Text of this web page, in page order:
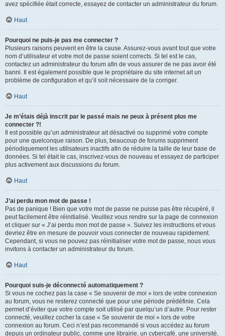
avez spécifiée était correcte, essayez de contacter un administrateur du forum.
Haut
Pourquoi ne puis-je pas me connecter ?
Plusieurs raisons peuvent en être la cause. Assurez-vous avant tout que votre
nom d’utilisateur et votre mot de passe soient corrects. Si tel est le cas,
contactez un administrateur du forum afin de vous assurer de ne pas avoir été
banni. Il est également possible que le propriétaire du site internet ait un
problème de configuration et qu’il soit nécessaire de la corriger.
Haut
Je m’étais déjà inscrit par le passé mais ne peux à présent plus me
connecter ?!
Il est possible qu’un administrateur ait désactivé ou supprimé votre compte
pour une quelconque raison. De plus, beaucoup de forums suppriment
périodiquement les utilisateurs inactifs afin de réduire la taille de leur base de
données. Si tel était le cas, inscrivez-vous de nouveau et essayez de participer
plus activement aux discussions du forum.
Haut
J’ai perdu mon mot de passe !
Pas de panique ! Bien que votre mot de passe ne puisse pas être récupéré, il
peut facilement être réinitialisé. Veuillez vous rendre sur la page de connexion
et cliquer sur « J’ai perdu mon mot de passe ». Suivez les instructions et vous
devriez être en mesure de pouvoir vous connecter de nouveau rapidement.
Cependant, si vous ne pouvez pas réinitialiser votre mot de passe, nous vous
invitons à contacter un administrateur du forum.
Haut
Pourquoi suis-je déconnecté automatiquement ?
Si vous ne cochez pas la case « Se souvenir de moi » lors de votre connexion
au forum, vous ne resterez connecté que pour une période prédéfinie. Cela
permet d’éviter que votre compte soit utilisé par quelqu’un d’autre. Pour rester
connecté, veuillez cocher la case « Se souvenir de moi » lors de votre
connexion au forum. Ceci n’est pas recommandé si vous accédez au forum
depuis un ordinateur public, comme une librairie, un cybercafé, une université,